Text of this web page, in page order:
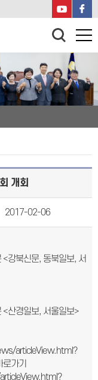
개회
2017-02-06
강북신문, 동북일보, 서
<산경일보, 서울일보>
articleView.html?
가기